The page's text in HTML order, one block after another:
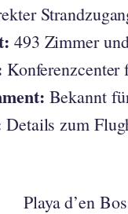
493 Zimmer
Konferenzcenter
Bekannt
Details zum
Playa d’en